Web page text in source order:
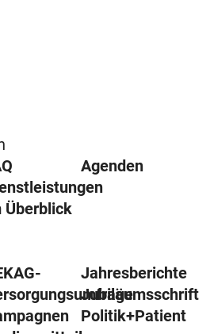
Überblick
Agenden
Jahresberichte
Jubiläumsschrift
Politik+Patient